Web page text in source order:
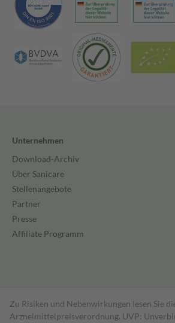
Unternehmen
Download-Archiv
Über Sanicare
Stellenangebote
Partner
Presse
Affiliate Programm
Zu Risiken und Nebenwirkungen lesen Sie
Arzneimittelpreisverordnung. UVP: